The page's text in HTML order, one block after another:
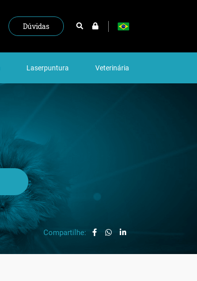
Dúvidas
Laserpuntura Veterinária
Compartilhe: